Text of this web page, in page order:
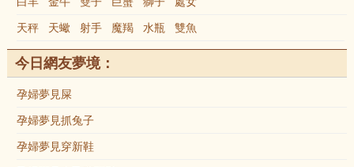
天秤 天蠍 射手 魔羯 水瓶 雙魚
今日網友夢境：
孕婦夢見屎
孕婦夢見抓兔子
孕婦夢見穿新鞋